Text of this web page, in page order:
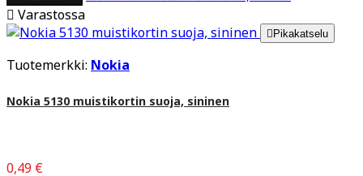
 Varastossa
 Pikakatselu
Tuotemerkki: Nokia
Nokia 5130 muistikortin suoja, sininen
0,49 €